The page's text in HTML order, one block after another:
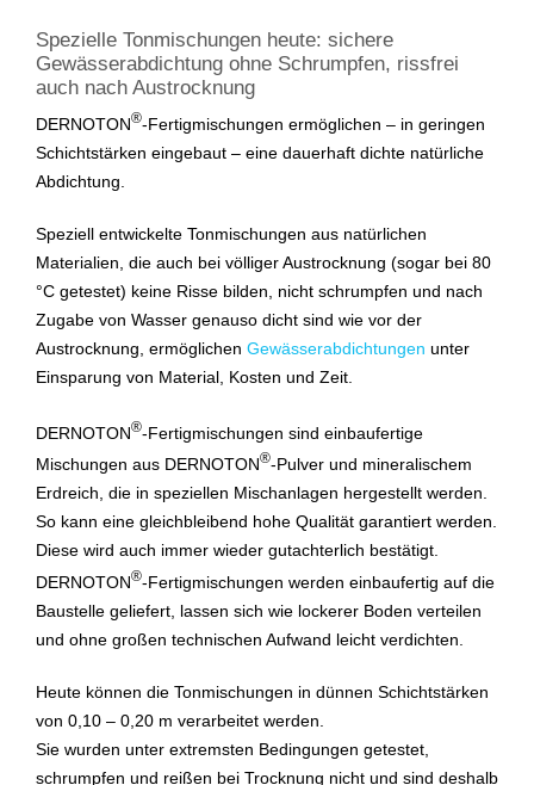
Spezielle Tonmischungen heute: sichere
Gewässerabdichtung ohne Schrumpfen, rissfrei
auch nach Austrocknung
DERNOTON®-Fertigmischungen ermöglichen – in geringen
Schichtstärken eingebaut – eine dauerhaft dichte natürliche
Abdichtung.
Speziell entwickelte Tonmischungen aus natürlichen
Materialien, die auch bei völliger Austrocknung (sogar bei 80
°C getestet) keine Risse bilden, nicht schrumpfen und nach
Zugabe von Wasser genauso dicht sind wie vor der
Austrocknung, ermöglichen Gewässerabdichtungen unter
Einsparung von Material, Kosten und Zeit.
DERNOTON®-Fertigmischungen sind einbaufertige
Mischungen aus DERNOTON®-Pulver und mineralischem
Erdreich, die in speziellen Mischanlagen hergestellt werden.
So kann eine gleichbleibend hohe Qualität garantiert werden.
Diese wird auch immer wieder gutachterlich bestätigt.
DERNOTON®-Fertigmischungen werden einbaufertig auf die
Baustelle geliefert, lassen sich wie lockerer Boden verteilen
und ohne großen technischen Aufwand leicht verdichten.
Heute können die Tonmischungen in dünnen Schichtstärken
von 0,10 – 0,20 m verarbeitet werden.
Sie wurden unter extremsten Bedingungen getestet,
schrumpfen und reißen bei Trocknung nicht und sind deshalb